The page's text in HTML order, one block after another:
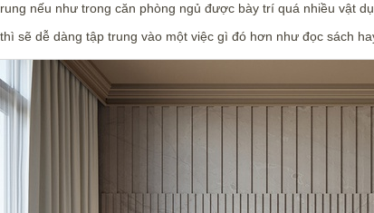
nếu như trong căn phòng ngủ được bày trí quá nhiều vật
sẽ dễ dàng tập trung vào một việc gì đó hơn như đọc sách